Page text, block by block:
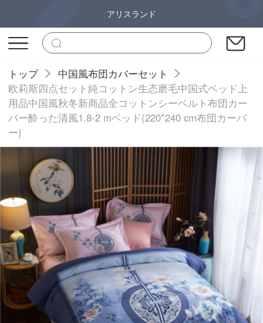
アリスランド
トップ
中国風布団カバーセット
欧莉斯四点セット純コットン生态磨毛中国式ベッド上
用品中国風秋冬新商品全コットンシーベルト布団カー
バー酔った清風1.8-2 mベッド(220*240 cm布団カーバ
ー)